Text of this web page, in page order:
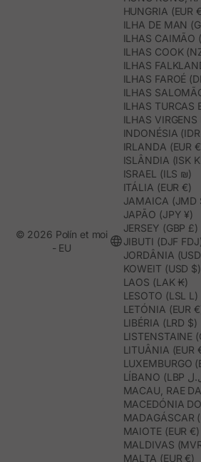
HUNGRIA (EUR
ILHA DE MAN
ILHAS CAIMÃO
ILHAS COOK
ILHAS
ILHAS FAROÉ
ILHAS
ILHAS TURCAS
ILHAS
INDONÉSIA
IRLANDA (EUR
ISLÂNDIA (ISK
ISRAEL (ILS ₪)
ITÁLIA (EUR €)
JAMAICA (JMD
JAPÃO (JPY ¥)
JERSEY (GBP £)
JIBUTI (DJF
JORDÂNIA
KOWEIT (USD $)
LAOS (LAK ₭)
LESOTO (LSL L)
LETÓNIA (EUR
LIBÉRIA (LRD $)
LISTENSTAINE
LITUÂNIA (EUR
LUXEMBURGO
MACAU, RAE
MACEDÓNIA
MADAGÁSCAR
MAIOTE (EUR €)
MALDIVAS
MALTA (EUR €)
© 2026 Polín et moi
- EU